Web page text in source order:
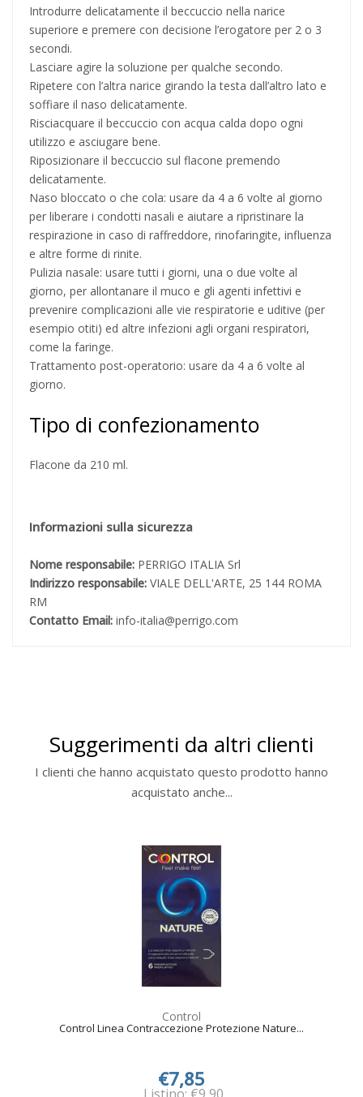
Introdurre delicatamente il beccuccio nella narice
superiore e premere con decisione l’erogatore per 2 o 3
secondi.
Lasciare agire la soluzione per qualche secondo.
Ripetere con l’altra narice girando la testa dall’altro lato e
soffiare il naso delicatamente.
Risciacquare il beccuccio con acqua calda dopo ogni
utilizzo e asciugare bene.
Riposizionare il beccuccio sul flacone premendo
delicatamente.
Naso bloccato o che cola: usare da 4 a 6 volte al giorno
per liberare i condotti nasali e aiutare a ripristinare la
respirazione in caso di raffreddore, rinofaringite, influenza
e altre forme di rinite.
Pulizia nasale: usare tutti i giorni, una o due volte al
giorno, per allontanare il muco e gli agenti infettivi e
prevenire complicazioni alle vie respiratorie e uditive (per
esempio otiti) ed altre infezioni agli organi respiratori,
come la faringe.
Trattamento post-operatorio: usare da 4 a 6 volte al
giorno.
Tipo di confezionamento
Flacone da 210 ml.
Informazioni sulla sicurezza
Nome responsabile: PERRIGO ITALIA Srl
Indirizzo responsabile: VIALE DELL'ARTE, 25 144 ROMA
RM
Contatto Email: info-italia@perrigo.com
Suggerimenti da altri clienti
I clienti che hanno acquistato questo prodotto hanno
acquistato anche...
Control
Control Linea Contraccezione Protezione Nature...
€7,85